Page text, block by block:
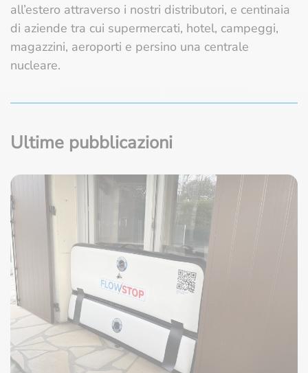
all’estero attraverso i nostri distributori, e centinaia
di aziende tra cui supermercati, hotel, campeggi,
magazzini, aeroporti e persino una centrale
nucleare.
Ultime pubblicazioni